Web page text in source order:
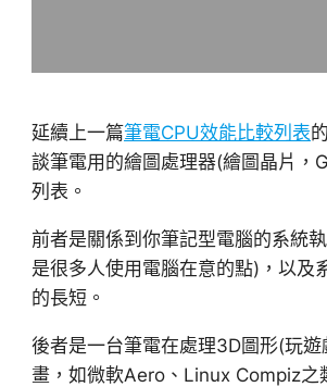
延續上一篇筆電CPU效能比較列表
談筆電用的繪圖處理器(繪圖晶片，
列表。
前者是關係到你筆記型電腦的系統
是很多人使用電腦在意的點)，以及
的長短。
後者是一台筆電在處理3D圖形(玩
畫，如微軟Aero、Linux Compiz之